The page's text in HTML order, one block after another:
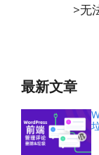
>无
最新文章